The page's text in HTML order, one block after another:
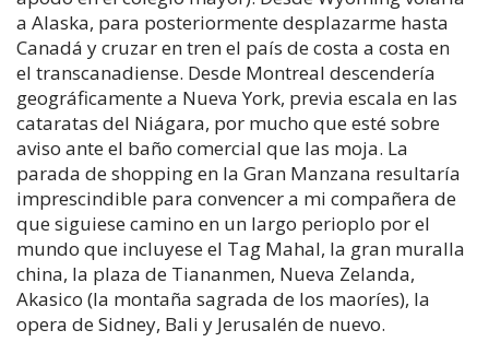
a Alaska, para posteriormente desplazarme hasta
Canadá y cruzar en tren el país de costa a costa en
el transcanadiense. Desde Montreal descendería
geográficamente a Nueva York, previa escala en las
cataratas del Niágara, por mucho que esté sobre
aviso ante el baño comercial que las moja. La
parada de shopping en la Gran Manzana resultaría
imprescindible para convencer a mi compañera de
que siguiese camino en un largo perioplo por el
mundo que incluyese el Tag Mahal, la gran muralla
china, la plaza de Tiananmen, Nueva Zelanda,
Akasico (la montaña sagrada de los maoríes), la
opera de Sidney, Bali y Jerusalén de nuevo.